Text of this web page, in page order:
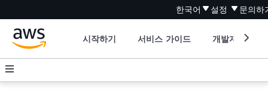
한국어 설정 문의하
시작하기 서비스 가이드 개발자 도구